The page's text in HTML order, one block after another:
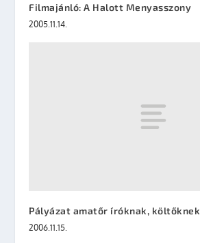
Filmajánló: A Halott Menyasszony
2005.11.14.
Pályázat amatőr íróknak, költőknek
2006.11.15.